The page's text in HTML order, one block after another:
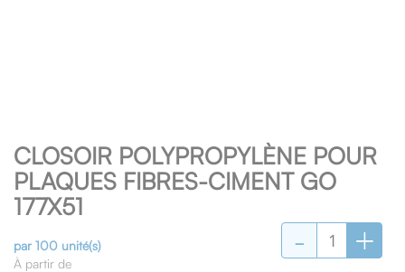
CLOSOIR POLYPROPYLÈNE POUR
PLAQUES FIBRES-CIMENT GO
177X51
par 100 unité(s)
À partir de
- +
to
the
beginning
images
gallery